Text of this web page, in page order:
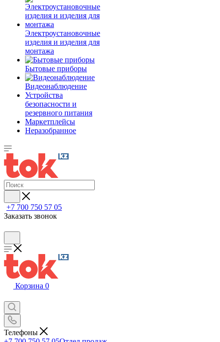
Электроустановочные
изделия и изделия для
монтажа
Бытовые приборы
Видеонаблюдение
Устройства
безопасности и
резервного питания
Маркетплейсы
Неразобранное
+7 700 750 57 05
Заказать звонок
Корзина 0
Телефоны